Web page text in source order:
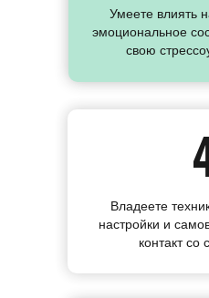
Умеете влиять
эмоциональное
свою
Владеете
настройки и
контакт со